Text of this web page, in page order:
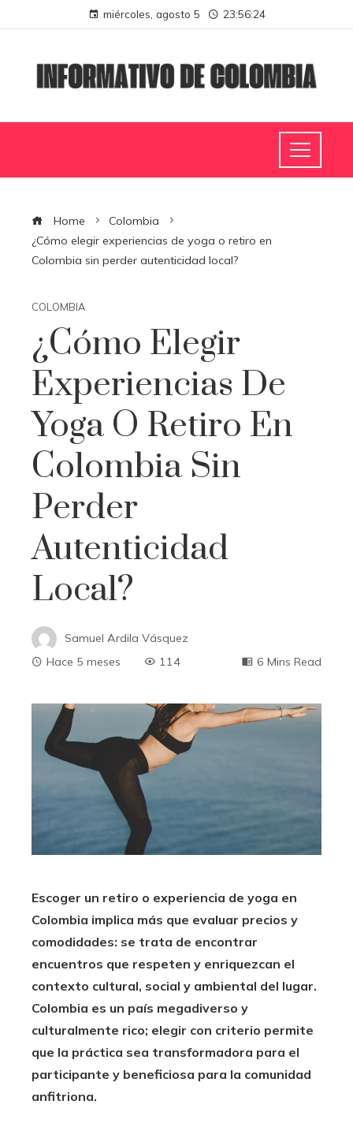
miércoles, agosto 5 23:56:25
Home
Colombia
¿Cómo elegir experiencias de yoga o retiro en
Colombia sin perder autenticidad local?
COLOMBIA
¿Cómo Elegir
Experiencias De
Yoga O Retiro En
Colombia Sin
Perder
Autenticidad
Local?
Samuel Ardila Vásquez
Hace 5 meses
114 6 Mins Read
Escoger un retiro o experiencia de yoga en
Colombia implica más que evaluar precios y
comodidades: se trata de encontrar
encuentros que respeten y enriquezcan el
contexto cultural, social y ambiental del lugar.
Colombia es un país megadiverso y
culturalmente rico; elegir con criterio permite
que la práctica sea transformadora para el
participante y beneficiosa para la comunidad
anfitriona.